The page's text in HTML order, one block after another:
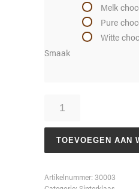
Smaak
Melk
Pure
Witte
gevuld
aantal
TOEVOEGEN AAN
Artikelnummer: 30003